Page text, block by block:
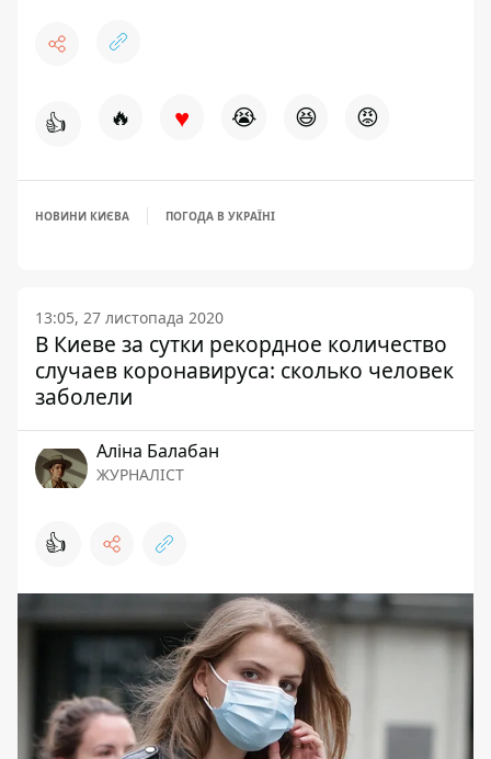
👍 🔥 ♥ 😭 😆 😡
НОВИНИ КИЄВА ПОГОДА В УКРАЇНІ
13:05, 27 листопада 2020
В Киеве за сутки рекордное количество
случаев коронавируса: сколько человек
заболели
Аліна Балабан
ЖУРНАЛІСТ
👍